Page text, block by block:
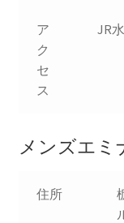
ア
ク
セ
ス
JR
メンズエミ
住所